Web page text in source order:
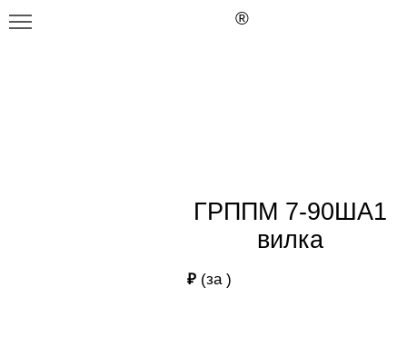
ГРППМ 7-90ША1
вилка
₽ (за )